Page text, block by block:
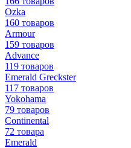
Ozka
160 товаров
Armour
159 товаров
Advance
119 товаров
Emerald Greckster
117 товаров
Yokohama
79 товаров
Continental
72 товара
Emerald